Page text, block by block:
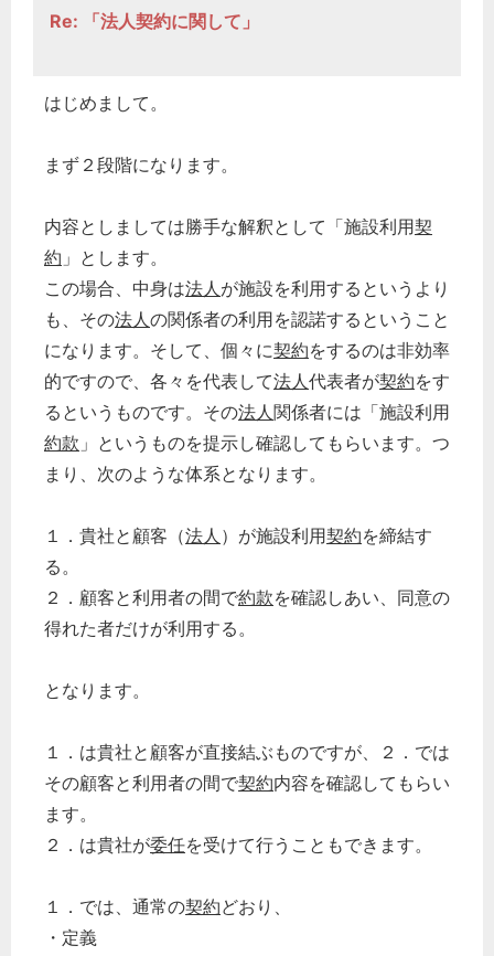
Re: 「法人契約に関して」
はじめまして。
まず２段階になります。
内容としましては勝手な解釈として「施設利用契
約 」とします。
この場合、中身は法人が施設を利用するというより
も、その法人の関係者の利用を認諾するということ
になります。そして、個々に契約をするのは非効率
的ですので、各々を代表して法人代表者が契約をす
るというものです。その法人関係者には「施設利用
約款 」というものを提示し確認してもらいます。つ
まり、次のような体系となります。
１．貴社と顧客（法人 ）が施設利用契約を締結す
る。
２．顧客と利用者の間で約款を確認しあい、同意の
得れた者だけが利用する。
となります。
１．は貴社と顧客が直接結ぶものですが、２．では
その顧客と利用者の間で契約内容を確認してもらい
ます。
２．は貴社が委任を受けて行うこともできます。
１．では、通常の契約どおり、
・定義